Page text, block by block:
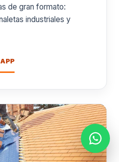
de gran formato:
industriales y